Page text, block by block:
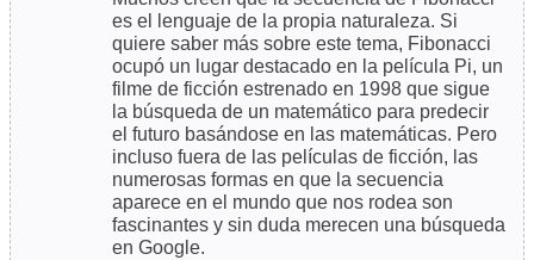
es el lenguaje de la propia naturaleza. Si
quiere saber más sobre este tema, Fibonacci
ocupó un lugar destacado en la película Pi, un
filme de ficción estrenado en 1998 que sigue
la búsqueda de un matemático para predecir
el futuro basándose en las matemáticas. Pero
incluso fuera de las películas de ficción, las
numerosas formas en que la secuencia
aparece en el mundo que nos rodea son
fascinantes y sin duda merecen una búsqueda
en Google.